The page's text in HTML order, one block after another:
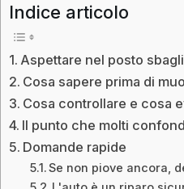
Indice articolo
Aspettare nel posto
Cosa sapere prima di
Cosa controllare e cosa
Il punto che molti
Domande rapide
Se non piove ancora,